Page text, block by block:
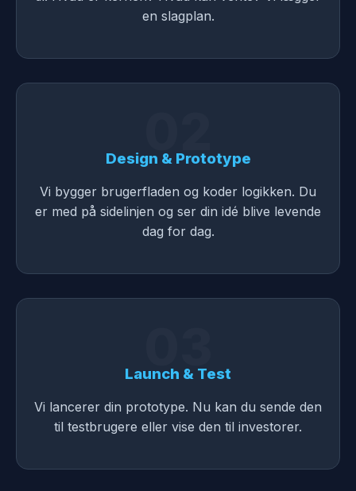
en slagplan.
Design & Prototype
Vi bygger brugerfladen og koder logikken. Du
er med på sidelinjen og ser din idé blive levende
dag for dag.
Launch & Test
Vi lancerer din prototype. Nu kan du sende den
til testbrugere eller vise den til investorer.